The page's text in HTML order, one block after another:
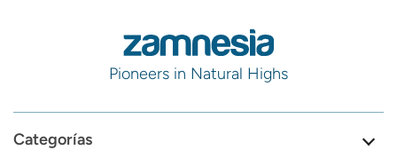
Pioneers in Natural Highs
Categorías